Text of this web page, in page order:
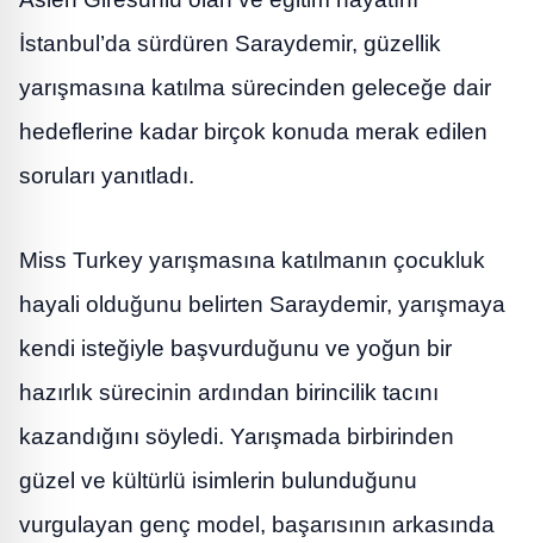
İstanbul’da sürdüren Saraydemir, güzellik
yarışmasına katılma sürecinden geleceğe dair
hedeflerine kadar birçok konuda merak edilen
soruları yanıtladı.
Miss Turkey yarışmasına katılmanın çocukluk
hayali olduğunu belirten Saraydemir, yarışmaya
kendi isteğiyle başvurduğunu ve yoğun bir
hazırlık sürecinin ardından birincilik tacını
kazandığını söyledi. Yarışmada birbirinden
güzel ve kültürlü isimlerin bulunduğunu
vurgulayan genç model, başarısının arkasında